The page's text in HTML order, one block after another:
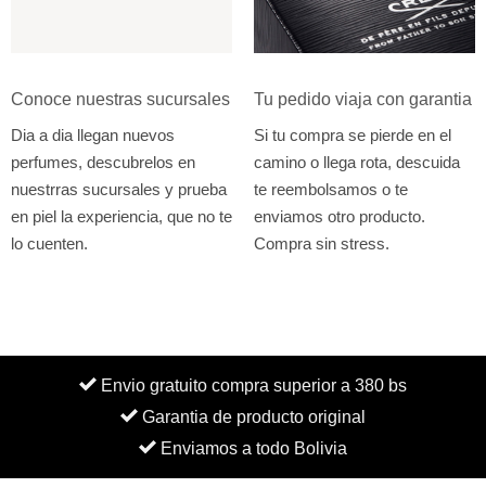
Conoce nuestras sucursales
Dia a dia llegan nuevos
perfumes, descubrelos en
nuestrras sucursales y prueba
en piel la experiencia, que no te
lo cuenten.
Tu pedido viaja con garantia
Si tu compra se pierde en el
camino o llega rota, descuida
te reembolsamos o te
enviamos otro producto.
Compra sin stress.
Envio gratuito compra superior a 380 bs
Garantia de producto original
Enviamos a todo Bolivia